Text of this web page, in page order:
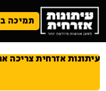
תמיכה
עיתונות אזרחית צריכה